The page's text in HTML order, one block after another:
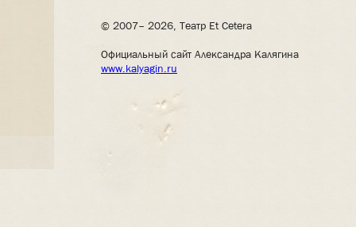
© 2007– 2026, Театр Et Cetera
Официальный сайт Александра Калягина
www.kalyagin.ru